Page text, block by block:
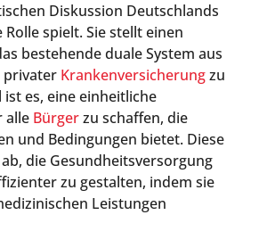
Diskussion Deutschlands
spielt. Sie stellt einen
bestehende duale System aus
privater Krankenversicherungzu
es, eine einheitliche
alle Bürgerzu schaffen, die
und Bedingungen bietet. Diese
die Gesundheitsversorgung
zu gestalten, indem sie
Leistungen